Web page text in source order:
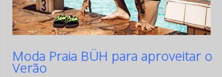
Moda Praia BÜH para aproveitar o
Verão